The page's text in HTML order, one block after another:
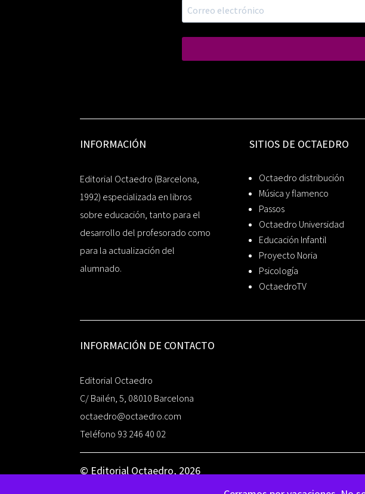
INFORMACIÓN
Editorial Octaedro (Barcelona,
1992) especializada en libros
sobre educación, tanto para el
desarrollo del profesorado como
para la actualización del
alumnado.
SITIOS DE OCTAEDRO
Octaedro distribución
Música y flamenco
Passos
Octaedro Universidad
Educación Infantil
Proyecto Noria
Psicología
OctaedroTV
INFORMACIÓN DE CONTACTO
Editorial Octaedro
C/ Bailén, 5, 08010 Barcelona
octaedro@octaedro.com
Teléfono 93 246 40 02
© Editorial Octaedro, 2026